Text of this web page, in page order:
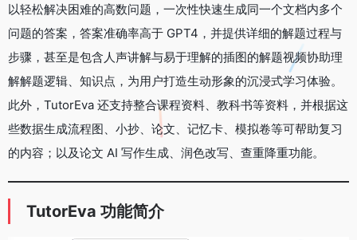
以轻松解决困难的高数问题，一次性快速生成同一个文档内多个
问题的答案，答案准确率高于 GPT4，并提供详细的解题过程与
步骤，甚至是包含人声讲解与易于理解的插图的解题视频协助理
解解题逻辑、知识点，为用户打造生动形象的沉浸式学习体验。
此外，TutorEva 还支持整合课程资料、教科书等资料，并根据这
些数据生成流程图、小抄、论文、记忆卡、模拟卷等可帮助复习
的内容；以及论文 AI 写作生成、润色改写、查重降重功能。
TutorEva 功能简介